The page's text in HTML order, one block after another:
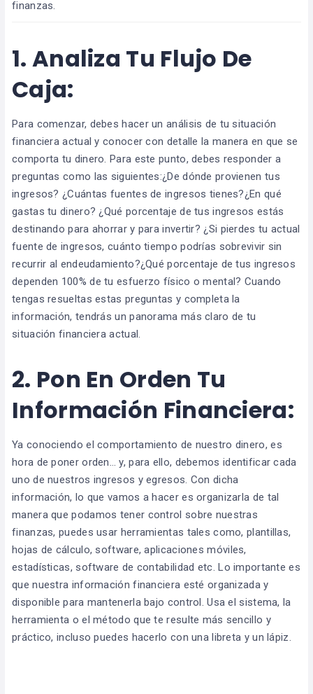
finanzas.
1. Analiza Tu Flujo De
Caja:
Para comenzar, debes hacer un análisis de tu situación
financiera actual y conocer con detalle la manera en que se
comporta tu dinero. Para este punto, debes responder a
preguntas como las siguientes:¿De dónde provienen tus
ingresos? ¿Cuántas fuentes de ingresos tienes?¿En qué
gastas tu dinero? ¿Qué porcentaje de tus ingresos estás
destinando para ahorrar y para invertir? ¿Si pierdes tu actual
fuente de ingresos, cuánto tiempo podrías sobrevivir sin
recurrir al endeudamiento?¿Qué porcentaje de tus ingresos
dependen 100% de tu esfuerzo físico o mental? Cuando
tengas resueltas estas preguntas y completa la
información, tendrás un panorama más claro de tu
situación financiera actual.
2. Pon En Orden Tu
Información Financiera:
Ya conociendo el comportamiento de nuestro dinero, es
hora de poner orden… y, para ello, debemos identificar cada
uno de nuestros ingresos y egresos. Con dicha
información, lo que vamos a hacer es organizarla de tal
manera que podamos tener control sobre nuestras
finanzas, puedes usar herramientas tales como, plantillas,
hojas de cálculo, software, aplicaciones móviles,
estadísticas, software de contabilidad etc. Lo importante es
que nuestra información financiera esté organizada y
disponible para mantenerla bajo control. Usa el sistema, la
herramienta o el método que te resulte más sencillo y
práctico, incluso puedes hacerlo con una libreta y un lápiz.